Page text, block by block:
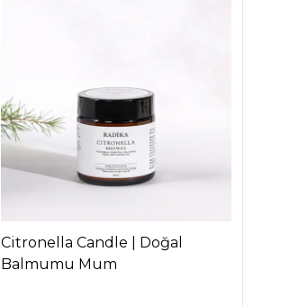
Citronella Candle | Doğal
Balmumu Mum